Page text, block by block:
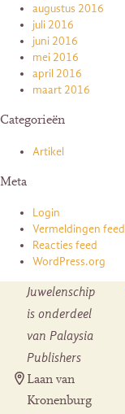
augustus 2016
juli 2016
juni 2016
mei 2016
april 2016
maart 2016
Categorieën
Artikel
Meta
Login
Vermeldingen feed
Reacties feed
WordPress.org
Juwelenschip
is onderdeel
van Palaysia
Publishers
Laan van
Kronenburg